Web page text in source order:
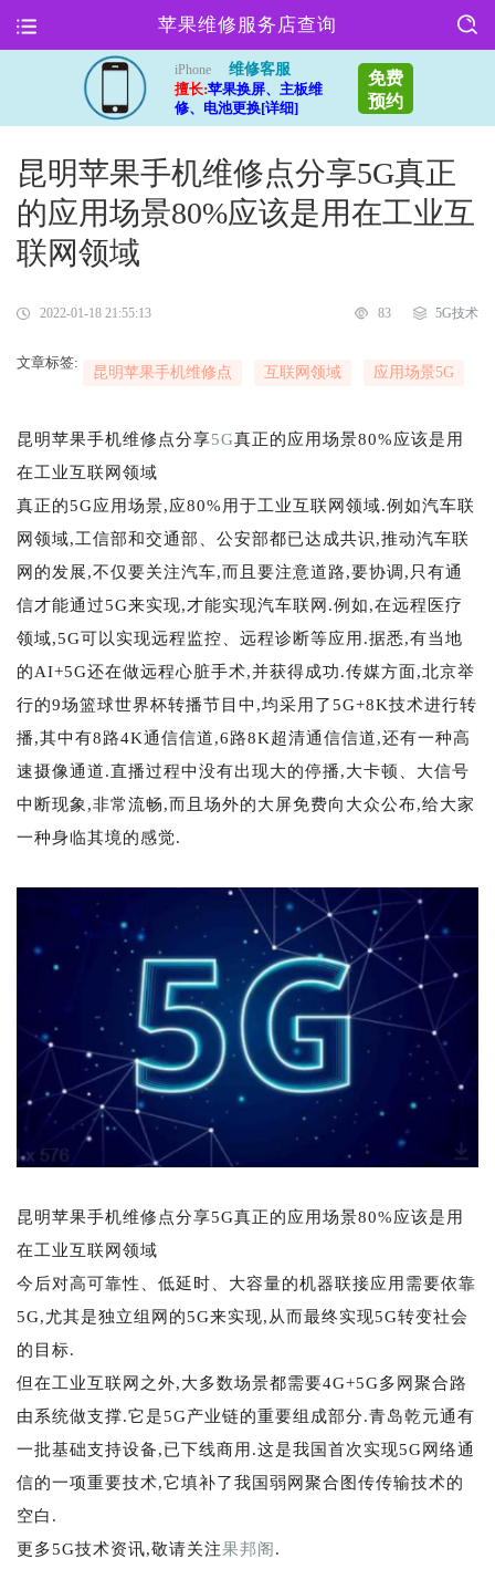
苹果维修服务店查询
iPhone
维修客服
擅长:苹果换屏、主板维
修、电池更换[详细]
免费
预约
昆明苹果手机维修点分享5G真正
的应用场景80%应该是用在工业互
联网领域
2022-01-18 21:55:13 83 5G技术
文章标签:
昆明苹果手机维修点 互联网领域 应用场景5G
昆明苹果手机维修点分享5G真正的应用场景80%应该是用
在工业互联网领域
真正的5G应用场景,应80%用于工业互联网领域.例如汽车联
网领域,工信部和交通部、公安部都已达成共识,推动汽车联
网的发展,不仅要关注汽车,而且要注意道路,要协调,只有通
信才能通过5G来实现,才能实现汽车联网.例如,在远程医疗
领域,5G可以实现远程监控、远程诊断等应用.据悉,有当地
的AI+5G还在做远程心脏手术,并获得成功.传媒方面,北京举
行的9场篮球世界杯转播节目中,均采用了5G+8K技术进行转
播,其中有8路4K通信信道,6路8K超清通信信道,还有一种高
速摄像通道.直播过程中没有出现大的停播,大卡顿、大信号
中断现象,非常流畅,而且场外的大屏免费向大众公布,给大家
一种身临其境的感觉.
昆明苹果手机维修点分享5G真正的应用场景80%应该是用
在工业互联网领域
今后对高可靠性、低延时、大容量的机器联接应用需要依靠
5G,尤其是独立组网的5G来实现,从而最终实现5G转变社会
的目标.
但在工业互联网之外,大多数场景都需要4G+5G多网聚合路
由系统做支撑.它是5G产业链的重要组成部分.青岛乾元通有
一批基础支持设备,已下线商用.这是我国首次实现5G网络通
信的一项重要技术,它填补了我国弱网聚合图传传输技术的
空白.
更多5G技术资讯,敬请关注果邦阁.